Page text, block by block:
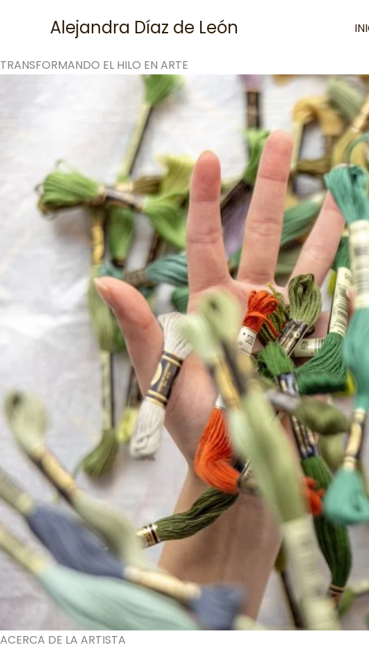
Alejandra Díaz de León
TRANSFORMANDO EL HILO EN ARTE
ACERCA DE LA ARTISTA